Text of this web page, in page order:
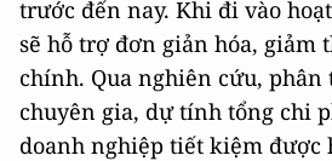
trước đến nay. Khi đi vào
sẽ hỗ trợ đơn giản hóa, giảm
chính. Qua nghiên cứu, phân
chuyên gia, dự tính tổng chi
doanh nghiệp tiết kiệm được